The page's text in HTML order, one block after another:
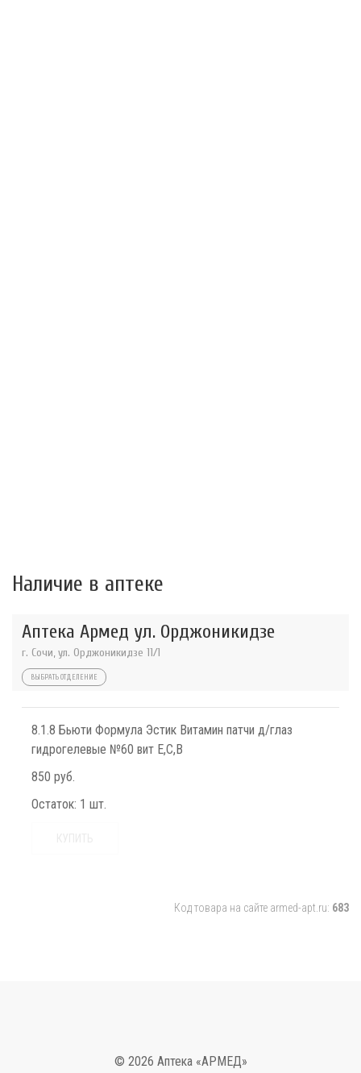
Наличие в аптеке
Аптека Армед ул. Орджоникидзе
г. Сочи, ул. Орджоникидзе 11/1
ВЫБРАТЬ ОТДЕЛЕНИЕ
8.1.8 Бьюти Формула Эстик Витамин патчи д/глаз
гидрогелевые №60 вит Е,С,В
850 руб.
Остаток: 1 шт.
Код товара на сайте armed-apt.ru: 683
© 2026 Аптека «АРМЕД»